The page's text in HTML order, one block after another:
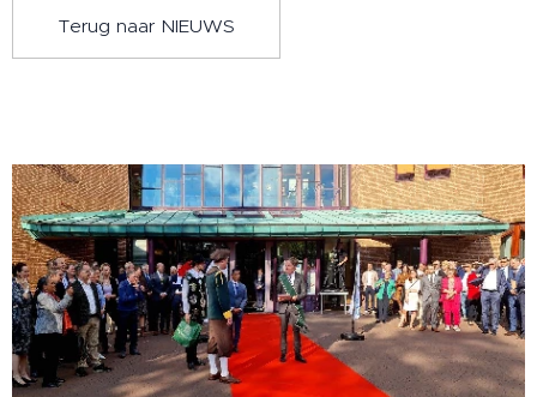
Terug naar NIEUWS